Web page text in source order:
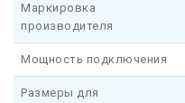
Маркировка
производителя
Мощность подключения
Размеры для